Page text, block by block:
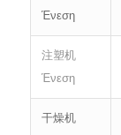
Ένεση
注塑机
Ένεση
干燥机